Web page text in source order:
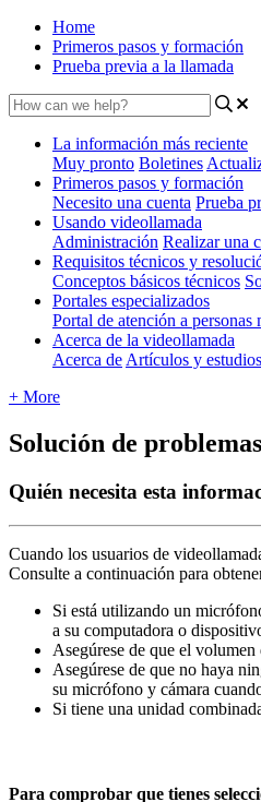
Home
Primeros pasos y formación
Prueba previa a la llamada
La información más reciente
Muy pronto Boletines
Primeros pasos y formación
Necesito una cuenta Prueba
Usando videollamada
Administración Realizar una
Requisitos técnicos y
Conceptos básicos técnicos
Portales especializados
Portal de atención a personas
Acerca de la videollamada
Acerca de Artículos y
+ More
Solución de
Quién necesita esta
Cuando los usuarios de
Consulte a continuación para
Si está utilizando un micró
a su computadora o
Asegúrese de que el volumen
Asegúrese de que no haya
su micrófono y cámara
Si tiene una unidad
Para comprobar que tienes